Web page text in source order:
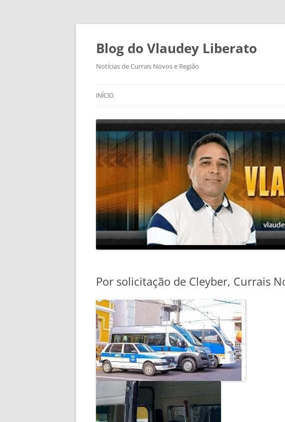
Pular
conteúdo
Blog do Vlaudey Liberato
Notícias de Currais Novos e Região
INÍCIO
Por solicitação de Cleyber, Currais